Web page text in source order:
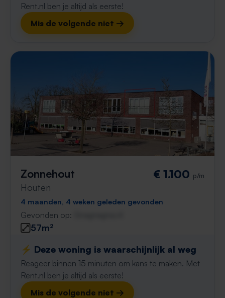
Rent.nl ben je altijd als eerste!
Mis de volgende niet →
Zonnehout
Houten
€ 1.100 p/m
4 maanden, 4 weken geleden gevonden
Gevonden op:
57m²
⚡️ Deze woning is waarschijnlijk al weg
Reageer binnen 15 minuten om kans te maken. Met
Rent.nl ben je altijd als eerste!
Mis de volgende niet →